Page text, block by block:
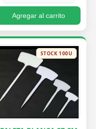
Agregar al carrito
STOCK 100U